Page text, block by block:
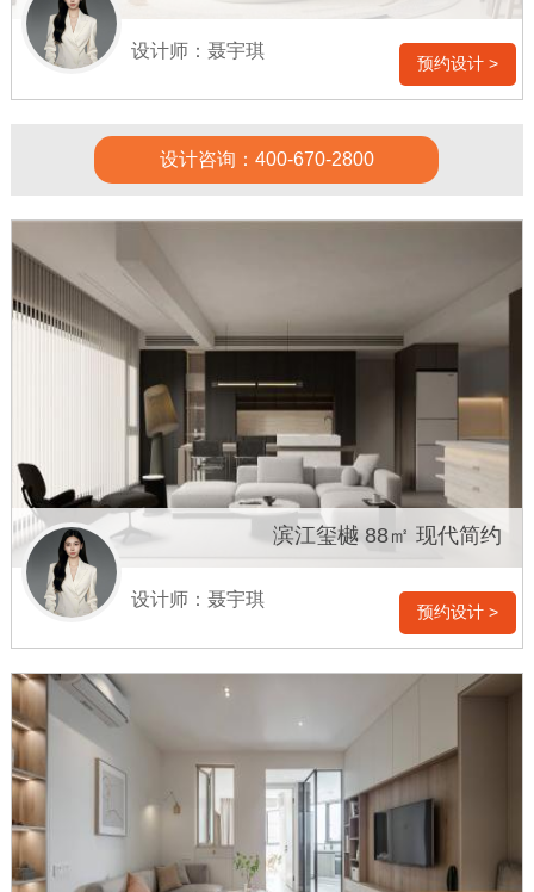
设计师：聂宇琪
预约设计 >
设计咨询：400-670-2800
滨江玺樾 88㎡ 现代简约
设计师：聂宇琪
预约设计 >